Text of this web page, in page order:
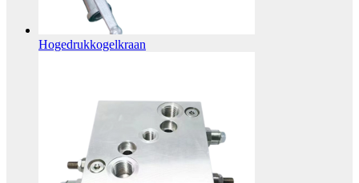
Hogedrukkogelkraan